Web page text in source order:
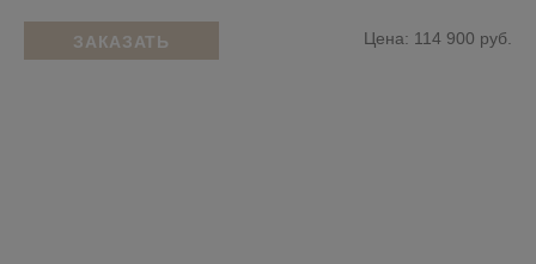
ЗАКАЗАТЬ Цена: 114 900 руб.